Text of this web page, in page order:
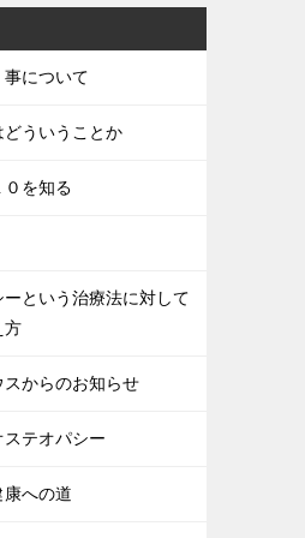
事について
どういうことか
０を知る
ーという治療法に対して
方
スからのお知らせ
テオパシー
康への道